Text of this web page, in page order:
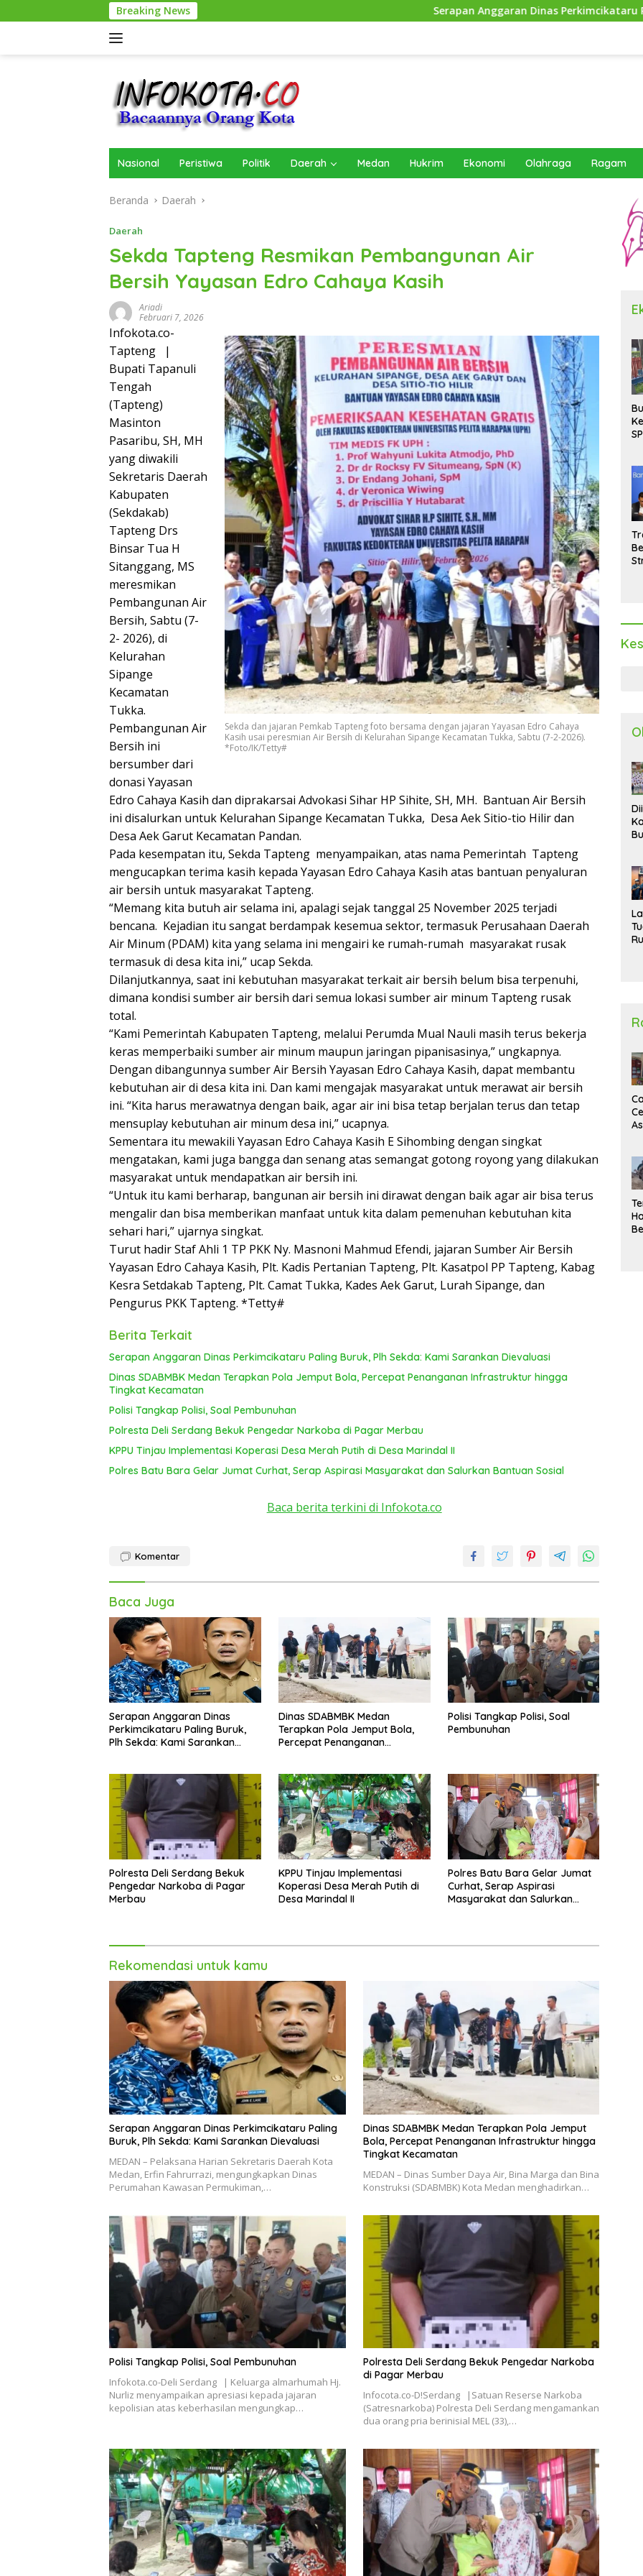
ke
Breaking News Serapan Anggaran Dinas Perkimcikataru Paling Buruk, Plh
Nasional Peristiwa Politik Daerah Medan Hukrim Ekonomi Olahraga Ragam
Beranda Daerah
Daerah
Sekda Tapteng Resmikan Pembangunan Air
Bersih Yayasan Edro Cahaya Kasih
Ariadi
Februari 7, 2026
Sekda dan jajaran Pemkab Tapteng foto bersama dengan jajaran Yayasan Edro Cahaya
Kasih usai peresmian Air Bersih di Kelurahan Sipange Kecamatan Tukka, Sabtu (7-2-2026).
*Foto/IK/Tetty#
Infokota.co-
Tapteng |
Bupati Tapanuli
Tengah
(Tapteng)
Masinton
Pasaribu, SH, MH
yang diwakili
Sekretaris Daerah
Kabupaten
(Sekdakab)
Tapteng Drs
Binsar Tua H
Sitanggang, MS
meresmikan
Pembangunan Air
Bersih, Sabtu (7-
2- 2026), di
Kelurahan
Sipange
Kecamatan
Tukka.
Pembangunan Air
Bersih ini
bersumber dari
donasi Yayasan
Edro Cahaya Kasih dan diprakarsai Advokasi Sihar HP Sihite, SH, MH. Bantuan Air Bersih
ini disalurkan untuk Kelurahan Sipange Kecamatan Tukka, Desa Aek Sitio-tio Hilir dan
Desa Aek Garut Kecamatan Pandan.
Pada kesempatan itu, Sekda Tapteng menyampaikan, atas nama Pemerintah Tapteng
mengucapkan terima kasih kepada Yayasan Edro Cahaya Kasih atas bantuan penyaluran
air bersih untuk masyarakat Tapteng.
“Memang kita butuh air selama ini, apalagi sejak tanggal 25 November 2025 terjadi
bencana. Kejadian itu sangat berdampak kesemua sektor, termasuk Perusahaan Daerah
Air Minum (PDAM) kita yang selama ini mengairi ke rumah-rumah masyarakat rusak
termasuk di desa kita ini,” ucap Sekda.
Dilanjutkannya, saat ini kebutuhan masyarakat terkait air bersih belum bisa terpenuhi,
dimana kondisi sumber air bersih dari semua lokasi sumber air minum Tapteng rusak
total.
“Kami Pemerintah Kabupaten Tapteng, melalui Perumda Mual Nauli masih terus bekerja
keras memperbaiki sumber air minum maupun jaringan pipanisasinya,” ungkapnya.
Dengan dibangunnya sumber Air Bersih Yayasan Edro Cahaya Kasih, dapat membantu
kebutuhan air di desa kita ini. Dan kami mengajak masyarakat untuk merawat air bersih
ini. “Kita harus merawatnya dengan baik, agar air ini bisa tetap berjalan terus dan tetap
mensuplay kebutuhan air minum desa ini,” ucapnya.
Sementara itu mewakili Yayasan Edro Cahaya Kasih E Sihombing dengan singkat
mengatakan, kami juga bangga dan senang atas semangat gotong royong yang dilakukan
masyarakat untuk mendapatkan air bersih ini.
“Untuk itu kami berharap, bangunan air bersih ini dirawat dengan baik agar air bisa terus
mengalir dan bisa memberikan manfaat untuk kita dalam pemenuhan kebutuhan kita
sehari hari,” ujarnya singkat.
Turut hadir Staf Ahli 1 TP PKK Ny. Masnoni Mahmud Efendi, jajaran Sumber Air Bersih
Yayasan Edro Cahaya Kasih, Plt. Kadis Pertanian Tapteng, Plt. Kasatpol PP Tapteng, Kabag
Kesra Setdakab Tapteng, Plt. Camat Tukka, Kades Aek Garut, Lurah Sipange, dan
Pengurus PKK Tapteng. *Tetty#
Berita Terkait
Serapan Anggaran Dinas Perkimcikataru Paling Buruk, Plh Sekda: Kami Sarankan Dievaluasi
Dinas SDABMBK Medan Terapkan Pola Jemput Bola, Percepat Penanganan Infrastruktur hingga
Tingkat Kecamatan
Polisi Tangkap Polisi, Soal Pembunuhan
Polresta Deli Serdang Bekuk Pengedar Narkoba di Pagar Merbau
KPPU Tinjau Implementasi Koperasi Desa Merah Putih di Desa Marindal II
Polres Batu Bara Gelar Jumat Curhat, Serap Aspirasi Masyarakat dan Salurkan Bantuan Sosial
Baca berita terkini di Infokota.co
Komentar
Baca Juga
Serapan Anggaran Dinas
Perkimcikataru Paling Buruk,
Plh Sekda: Kami Sarankan
Dinas SDABMBK Medan
Terapkan Pola Jemput Bola,
Percepat Penanganan
Polisi Tangkap Polisi, Soal
Pembunuhan
Polresta Deli Serdang Bekuk
Pengedar Narkoba di Pagar
Merbau
KPPU Tinjau Implementasi
Koperasi Desa Merah Putih di
Desa Marindal II
Polres Batu Bara Gelar Jumat
Curhat, Serap Aspirasi
Masyarakat dan Salurkan
Rekomendasi untuk kamu
Serapan Anggaran Dinas Perkimcikataru Paling
Buruk, Plh Sekda: Kami Sarankan Dievaluasi
MEDAN – Pelaksana Harian Sekretaris Daerah Kota
Medan, Erfin Fahrurrazi, mengungkapkan Dinas
Perumahan Kawasan Permukiman,…
Dinas SDABMBK Medan Terapkan Pola Jemput
Bola, Percepat Penanganan Infrastruktur hingga
Tingkat Kecamatan
MEDAN – Dinas Sumber Daya Air, Bina Marga dan Bina
Konstruksi (SDABMBK) Kota Medan menghadirkan…
Polisi Tangkap Polisi, Soal Pembunuhan
Infokota.co-Deli Serdang | Keluarga almarhumah Hj.
Nurliz menyampaikan apresiasi kepada jajaran
kepolisian atas keberhasilan mengungkap…
Polresta Deli Serdang Bekuk Pengedar Narkoba
di Pagar Merbau
Infocota.co-D!Serdang |Satuan Reserse Narkoba
(Satresnarkoba) Polresta Deli Serdang mengamankan
dua orang pria berinisial MEL (33),…